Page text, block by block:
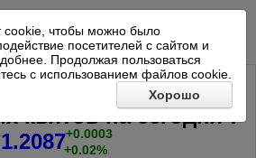
cookie, чтобы можно было
посетителей с сайтом и
Продолжая пользоваться
с использованием файлов cookie.
Хорошо
леев к 1000
кьятов насегодня*:
1.2087+0.0003
+0.02%